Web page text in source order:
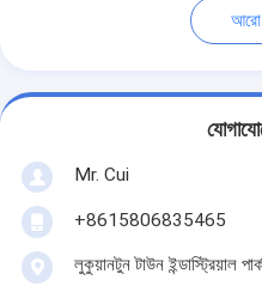
আরো
Mr. Cui
+8615806835465
লুকুয়ানটুন টাউন ইন্ডাস্ট্রিয়াল